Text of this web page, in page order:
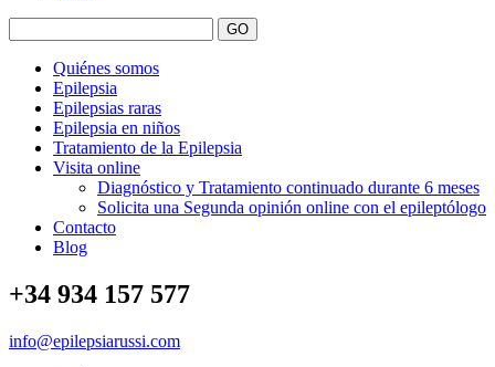
GO
Quiénes somos
Epilepsia
Epilepsias raras
Epilepsia en niños
Tratamiento de la Epilepsia
Visita online
Diagnóstico y Tratamiento continuado durante 6 meses
Solicita una Segunda opinión online con el epileptólogo
Contacto
Blog
+34 934 157 577
info@epilepsiarussi.com